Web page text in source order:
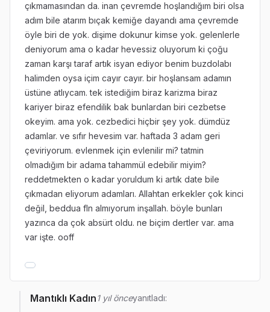
çıkmamasından da. inan çevremde hoşlandığım biri olsa
adım bile atarım bıçak kemiğe dayandı ama çevremde
öyle biri de yok. dişime dokunur kimse yok. gelenlerle
deniyorum ama o kadar hevessiz oluyorum ki çoğu
zaman karşı taraf artık isyan ediyor benim buzdolabı
halimden oysa içim cayır cayır. bir hoşlansam adamın
üstüne atlıycam. tek istediğim biraz karizma biraz
kariyer biraz efendilik bak bunlardan biri cezbetse
okeyim. ama yok. cezbedici hiçbir şey yok. dümdüz
adamlar. ve sıfır hevesim var. haftada 3 adam geri
çeviriyorum. evlenmek için evlenilir mi? tatmin
olmadığım bir adama tahammül edebilir miyim?
reddetmekten o kadar yoruldum ki artık date bile
çıkmadan eliyorum adamları. Allahtan erkekler çok kinci
değil, beddua fln almıyorum inşallah. böyle bunları
yazınca da çok absürt oldu. ne biçim dertler var. ama
var işte. ooff
Mantıklı Kadın1 yıl önceyanıtladı: